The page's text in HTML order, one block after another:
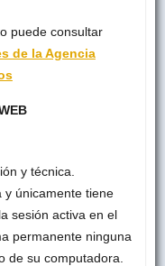
puede consultar
de la Agencia
y técnica.
y únicamente tiene
sesión activa en el
permanente ninguna
de su computadora.